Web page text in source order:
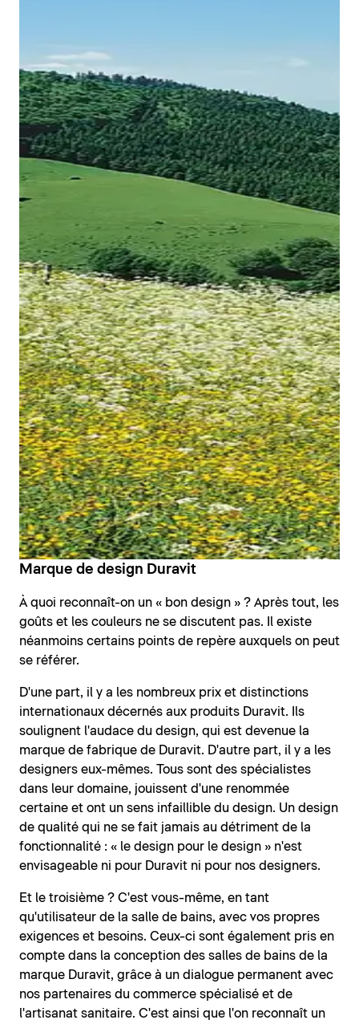
Marque de design Duravit
À quoi reconnaît-on un « bon design » ? Après tout, les
goûts et les couleurs ne se discutent pas. Il existe
néanmoins certains points de repère auxquels on peut
se référer.
D'une part, il y a les nombreux prix et distinctions
internationaux décernés aux produits Duravit. Ils
soulignent l'audace du design, qui est devenue la
marque de fabrique de Duravit. D'autre part, il y a les
designers eux-mêmes. Tous sont des spécialistes
dans leur domaine, jouissent d'une renommée
certaine et ont un sens infaillible du design. Un design
de qualité qui ne se fait jamais au détriment de la
fonctionnalité : « le design pour le design » n'est
envisageable ni pour Duravit ni pour nos designers.
Et le troisième ? C'est vous-même, en tant
qu'utilisateur de la salle de bains, avec vos propres
exigences et besoins. Ceux-ci sont également pris en
compte dans la conception des salles de bains de la
marque Duravit, grâce à un dialogue permanent avec
nos partenaires du commerce spécialisé et de
l'artisanat sanitaire. C'est ainsi que l'on reconnaît un